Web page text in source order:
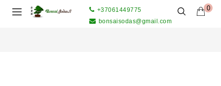
0
+37061449775
bonsaisodas@gmail.com